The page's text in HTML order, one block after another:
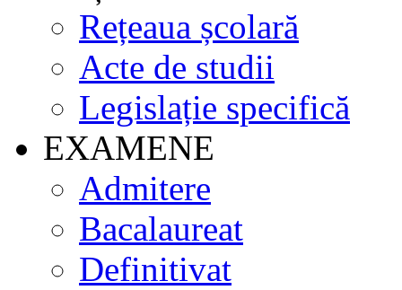
Rețeaua școlară
Acte de studii
Legislație specifică
EXAMENE
Admitere
Bacalaureat
Definitivat